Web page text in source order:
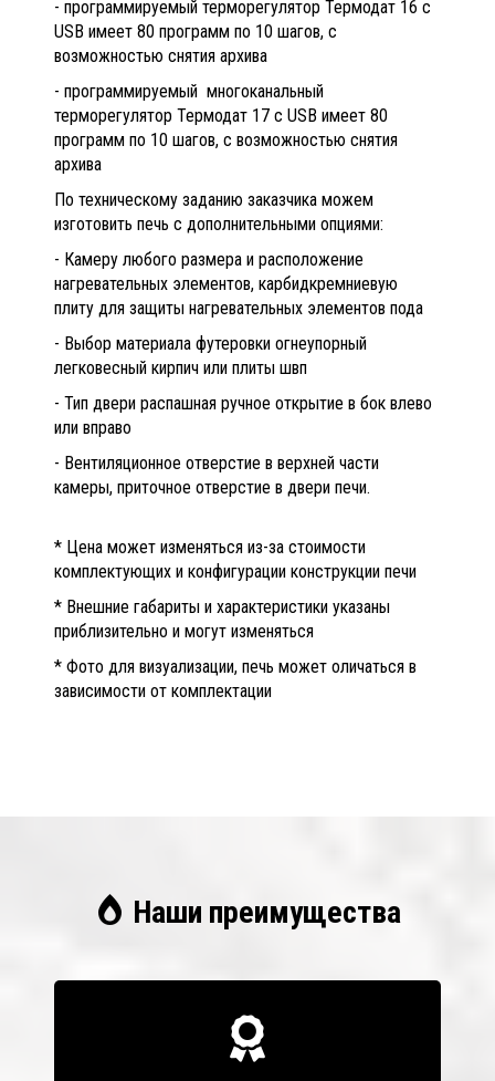
- программируемый терморегулятор Термодат 16 с
USB имеет 80 программ по 10 шагов, с
возможностью снятия архива
- программируемый многоканальный
терморегулятор Термодат 17 с USB имеет 80
программ по 10 шагов, с возможностью снятия
архива
По техническому заданию заказчика можем
изготовить печь с дополнительными опциями:
- Камеру любого размера и расположение
нагревательных элементов, карбидкремниевую
плиту для защиты нагревательных элементов пода
- Выбор материала футеровки огнеупорный
легковесный кирпич или плиты швп
- Тип двери распашная ручное открытие в бок влево
или вправо
- Вентиляционное отверстие в верхней части
камеры, приточное отверстие в двери печи.
* Цена может изменяться из-за стоимости
комплектующих и конфигурации конструкции печи
* Внешние габариты и характеристики указаны
приблизительно и могут изменяться
* Фото для визуализации, печь может оличаться в
зависимости от комплектации
Наши преимущества